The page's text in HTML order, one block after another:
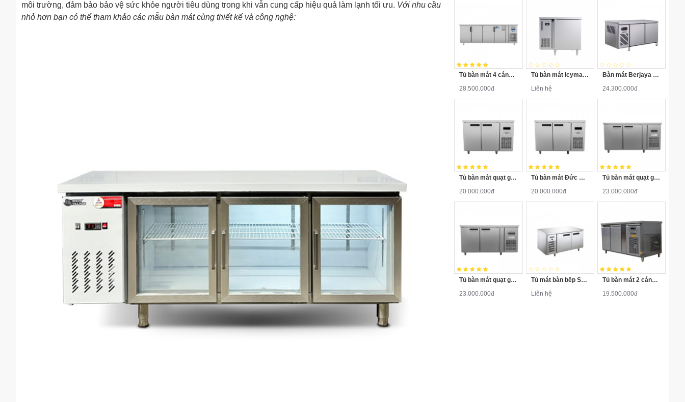
môi trường, đảm bảo bảo vệ sức khỏe người tiêu dùng trong khi vẫn cung cấp hiệu quả làm lạnh tối ưu. Với nhu cầu
nhỏ hơn bạn có thể tham khảo các mẫu bàn mát cùng thiết kế và công nghệ:
Tủ bàn mát 4 cánh inox quạt gió Đức Minh BMQ.4MI2260
28.500.000đ
Tủ bàn mát Icymax 1 cánh inox 900x600 ICR-1S096
Liên hệ
Bàn mát Berjaya BS2DC4/Z 2 cánh dài 1.2m
24.300.000đ
Tủ bàn mát quạt gió inox BMQ.2MI1260 1.2M
20.000.000đ
Tủ bàn mát Đức Minh quạt gió inox BMQ.2MI1275 1.2M
20.000.000đ
Tủ bàn mát quạt gió inox BMQ.2MI1560 1.5M
23.000.000đ
Tủ bàn mát quạt gió inox BMQ.2MI1575 1.5M
23.000.000đ
Tủ mát bàn bếp SKWI-15C2
Liên hệ
Tủ bàn mát 2 cánh inox Nahaki NBM/2I-1200
19.500.000đ